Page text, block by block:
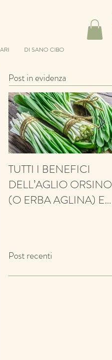
DI SANO CIBO
Post in evidenza
TUTTI I BENEFICI
DELL’AGLIO ORSINO
(O ERBA AGLINA) E
Post recenti